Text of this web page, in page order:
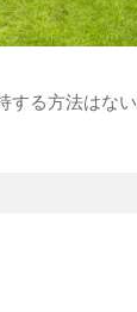
する方法はない